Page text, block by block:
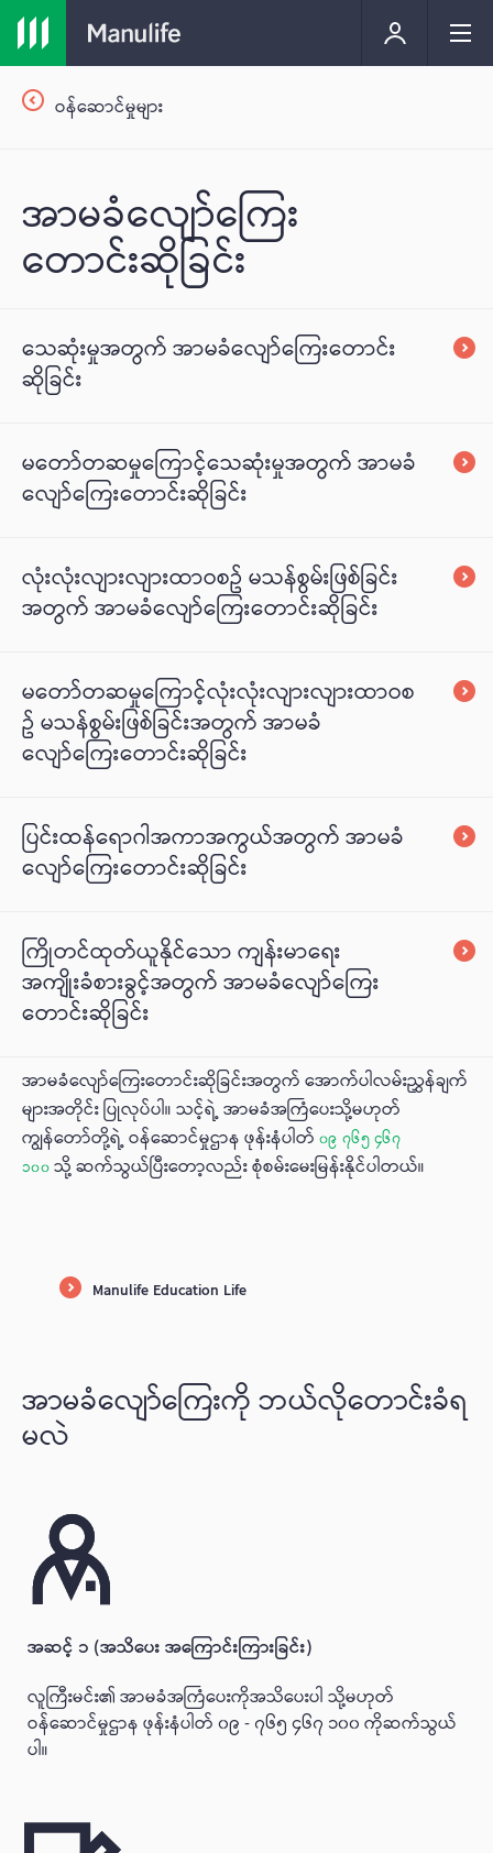
ဝန်ဆောင်မှုများ
အာမခံလျော်ကြေး
တောင်းဆိုခြင်း
သေဆုံးမှုအတွက် အာမခံလျော်ကြေးတောင်း
ဆိုခြင်း
မတော်တဆမှုကြောင့်သေဆုံးမှုအတွက် အာမခံ
လျော်ကြေးတောင်းဆိုခြင်း
လုံးလုံးလျားလျားထာဝစဥ် မသန်စွမ်းဖြစ်ခြင်း
အတွက် အာမခံလျော်ကြေးတောင်းဆိုခြင်း
မတော်တဆမှုကြောင့်လုံးလုံးလျားလျားထာဝစ
ဥ် မသန်စွမ်းဖြစ်ခြင်းအတွက် အာမခံ
လျော်ကြေးတောင်းဆိုခြင်း
ပြင်းထန်ရောဂါအကာအကွယ်အတွက် အာမခံ
လျော်ကြေးတောင်းဆိုခြင်း
ကြိုတင်ထုတ်ယူနိုင်သော ကျန်းမာရေး
အကျိုးခံစားခွင့်အတွက် အာမခံလျော်ကြေး
တောင်းဆိုခြင်း
အာမခံလျော်ကြေးတောင်းဆိုခြင်းအတွက် အောက်ပါလမ်းညွှန်ချက်
များအတိုင်း ပြုလုပ်ပါ။ သင့်ရဲ့ အာမခံအကြံပေးသို့မဟုတ်
ကျွန်တော်တို့ရဲ့ ဝန်ဆောင်မှုဌာန ဖုန်းနံပါတ် ၀၉ ၇၆၅ ၄၆၇
၁၀၀သို့ ဆက်သွယ်ပြီးတော့လည်း စုံစမ်းမေးမြန်းနိုင်ပါတယ်။
Manulife Education Life
အာမခံလျော်ကြေးကို ဘယ်လိုတောင်းခံရ
မလဲ
အဆင့် ၁ (အသိပေး အကြောင်းကြားခြင်း)
လူကြီးမင်း၏ အာမခံအကြံပေးကိုအသိပေးပါ သို့မဟုတ်
ဝန်ဆောင်မှုဌာန ဖုန်းနံပါတ် ၀၉ - ၇၆၅ ၄၆၇ ၁၀၀ ကိုဆက်သွယ်
ပါ။